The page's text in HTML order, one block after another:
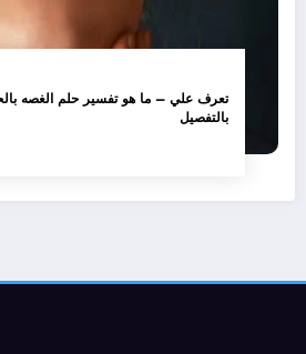
تعرف علي – ما هو تفسير حلم الغصه
بالتفصيل